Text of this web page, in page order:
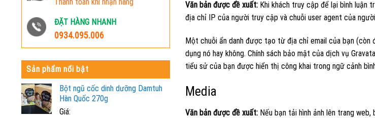
Văn bản được đề xuất: Khi khách truy cập để lại bình luận
địa chỉ IP của người truy cập và chuỗi user agent của
Một chuỗi ẩn danh được tạo từ địa chỉ email của bạn
dụng nó hay không. Chính sách bảo mật của dịch vụ
tiểu sử của bạn được hiển thị công khai trong ngữ cảnh
Media
Văn bản được đề xuất: Nếu bạn tải hình ảnh lên trang
ĐẶT HÀNG NHANH
0934.095.006
Sản phẩm nổi bật
Bột ngũ cốc dinh dưỡng Damtuh
Hàn Quốc 270g
Giá: